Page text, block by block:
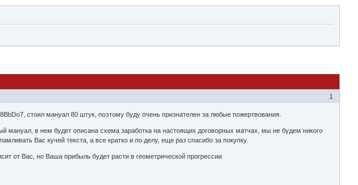
1
стоил мануал 80 штук, поэтому буду очень признателен за любые пожертвования.
мануал, в нем будет описана схема заработка на настоящих договорных матчах, мы не будем никого
Вас кучей текста, а все кратко и по делу, еще раз спасибо за покупку.
от Вас, но Ваша прибыль будет расти в геометрической прогрессии